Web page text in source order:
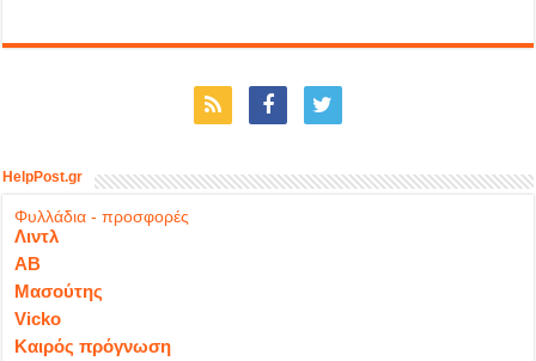
HelpPost.gr
Φυλλάδια - προσφορές
Λιντλ
ΑΒ
Μασούτης
Vicko
Καιρός πρόγνωση